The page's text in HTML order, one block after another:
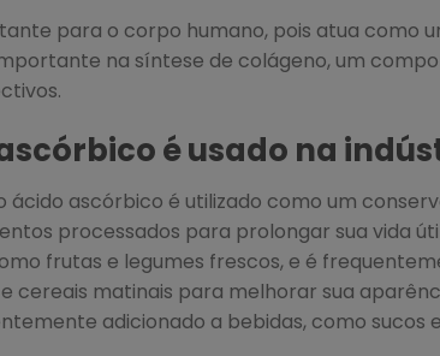
para o corpo humano, pois atua como
na síntese de colágeno, um
é usado na
ácido ascórbico é utilizado como um
processados ​​para prolongar sua vida
frutas e legumes frescos, e é
cereais matinais para melhorar sua
adicionado a bebidas, como sucos